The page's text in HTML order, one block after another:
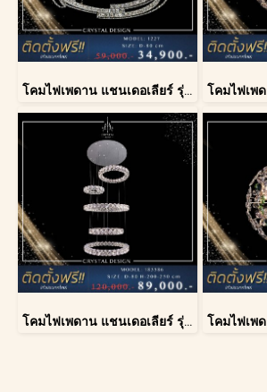
โคมไฟเพดาน แชนเดอเลียร์ รุ่น 1227
โคมไฟเพดาน แชนเดอเลียร์ รุ่น 183586